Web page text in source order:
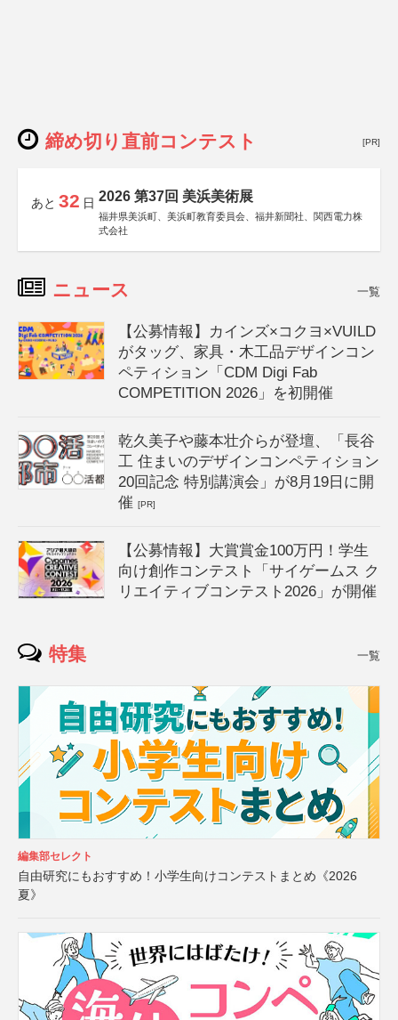
締め切り直前コンテスト [PR]
あと 32 日 2026 第37回 美浜美術展
福井県美浜町、美浜町教育委員会、福井新聞社、関西電力株
式会社
ニュース 一覧
【公募情報】カインズ×コクヨ×VUILD
がタッグ、家具・木工品デザインコン
ペティション「CDM Digi Fab
COMPETITION 2026」を初開催
乾久美子や藤本壮介らが登壇、「長谷
工 住まいのデザインコンペティション
20回記念 特別講演会」が8月19日に開
催[PR]
【公募情報】大賞賞金100万円！学生
向け創作コンテスト「サイゲームス ク
リエイティブコンテスト2026」が開催
特集 一覧
編集部セレクト
自由研究にもおすすめ！小学生向けコンテストまとめ《2026
夏》